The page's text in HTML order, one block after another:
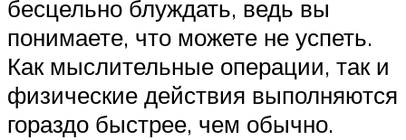
бесцельно блуждать, ведь вы
понимаете, что можете не успеть.
Как мыслительные операции, так и
физические действия выполняются
гораздо быстрее, чем обычно.